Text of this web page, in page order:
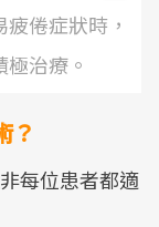
倦症狀時，
治療。
？
每位患者都適